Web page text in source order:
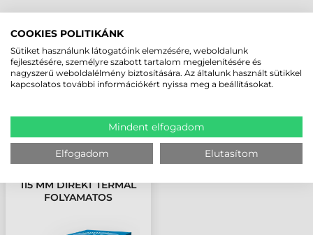
MEGBÍZHAT BENNÜNK! ISMERJE MEG
VÁSÁRLÓINK VÉLEMÉNYÉT
LEGUTÓBB MEGTEKINTETT TERMÉKEK
115 MM DIREKT TERMÁL
FOLYAMATOS
COOKIES POLITIKÁNK
Sütiket használunk látogatóink elemzésére, weboldalunk
fejlesztésére, személyre szabott tartalom megjelenítésére és
nagyszerű weboldalélmény biztosítására. Az általunk használt sütikkel
kapcsolatos további információkért nyissa meg a beállításokat.
Mindent elfogadom
Elfogadom Elutasítom